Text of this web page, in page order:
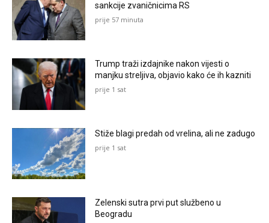
sankcije zvaničnicima RS
prije 57 minuta
Trump traži izdajnike nakon vijesti o
manjku streljiva, objavio kako će ih kazniti
prije 1 sat
Stiže blagi predah od vrelina, ali ne zadugo
prije 1 sat
Zelenski sutra prvi put službeno u
Beogradu